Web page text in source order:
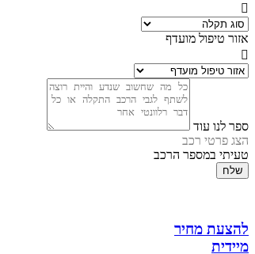
אזור טיפול מועדף
ספר לנו עוד
הצג פרטי רכב
טעיתי במספר הרכב
שלח
להצעת מחיר
מיידית